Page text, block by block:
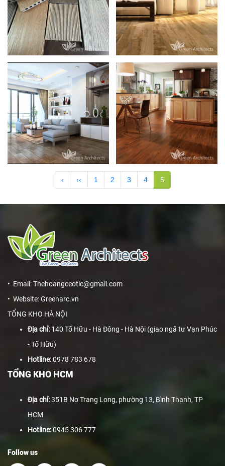
‹ ‹‹ 1 2 3 4 5
• Email: Thehoangceotic@gmail.com
• Website: Greenarc.vn
TỔNG KHO HÀ NỘI
Địa chỉ: 140 Tố Hữu - Hà Đông - Hà Nội (giao ngã tư Vạn Phúc
- Tố Hữu)
Hotline:0978 783 678
TỔNG KHO HCM
Địa chỉ:351B Nơ Trang Long, phường 13, Bình Thạnh, TP
HCM
Hotline:0945 306 777
Follow us